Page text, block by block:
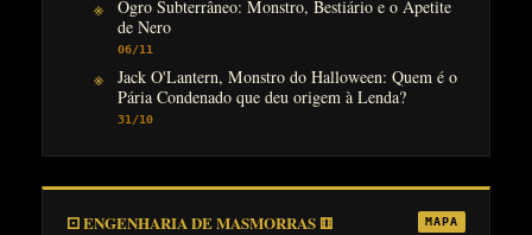
Ogro Subterrâneo: Monstro, Bestiário e o Apetite
de Nero
06/11
Jack O'Lantern, Monstro do Halloween: Quem é o
Pária Condenado que deu origem à Lenda?
31/10
⚀ ENGENHARIA DE MASMORRAS ⚅ MAPA